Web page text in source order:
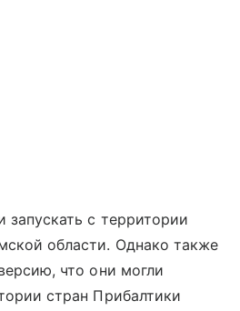
запускать с территории
области. Однако также
что они могли
стран Прибалтики